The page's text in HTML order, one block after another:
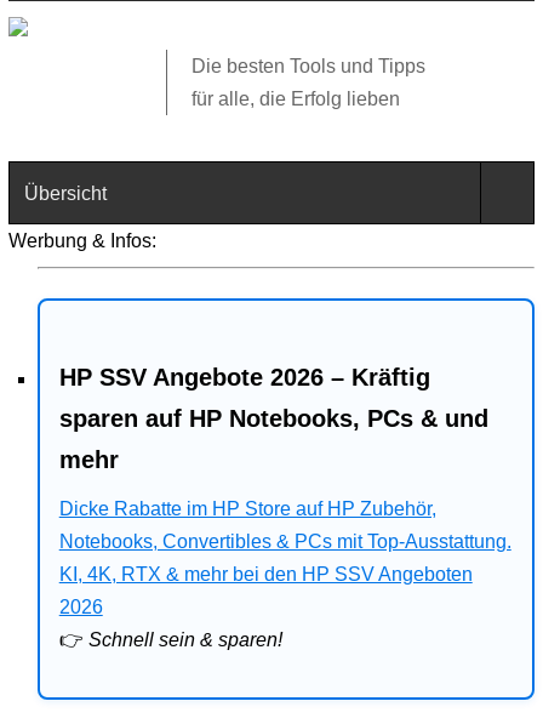
Die besten Tools und Tipps
für alle, die Erfolg lieben
Übersicht
Technik
Web
Business
Angebote
Bitdefender
Ratgeber
Werbung & Infos:
HP SSV Angebote 2026 – Kräftig
sparen auf HP Notebooks, PCs & und
mehr
Dicke Rabatte im HP Store auf HP Zubehör,
Notebooks, Convertibles & PCs mit Top-Ausstattung.
KI, 4K, RTX & mehr bei den HP SSV Angeboten
2026
👉 Schnell sein & sparen!